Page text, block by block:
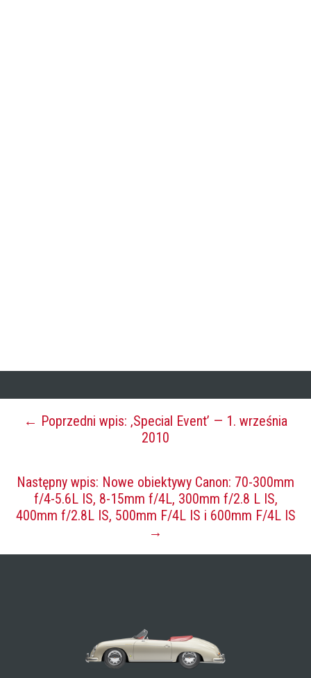
← Poprzedni wpis: ‚Special Event’ — 1. września
2010
Następny wpis: Nowe obiektywy Canon: 70-300mm
f/4-5.6L IS, 8-15mm f/4L, 300mm f/2.8 L IS,
400mm f/2.8L IS, 500mm F/4L IS i 600mm F/4L IS
→